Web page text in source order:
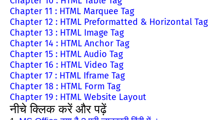
Chapter 11 : HTML Marquee Tag
Chapter 12 : HTML Preformatted & Horizontal Tag
Chapter 13 : HTML Image Tag
Chapter 14 : HTML Anchor Tag
Chapter 15 : HTML Audio Tag
Chapter 16 : HTML Video Tag
Chapter 17 : HTML Iframe Tag
Chapter 18 : HTML Form Tag
Chapter 19 : HTML Website Layout
नीचे क्लिक करें और पढ़ें